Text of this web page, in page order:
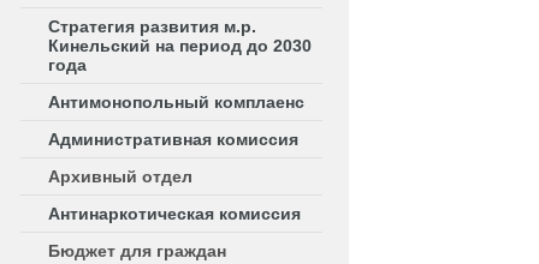
Стратегия развития м.р.
Кинельский на период до 2030
года
Антимонопольный комплаенс
Административная комиссия
Архивный отдел
Антинаркотическая комиссия
Бюджет для граждан